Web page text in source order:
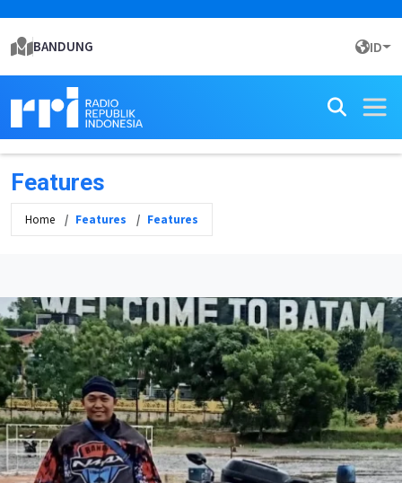
BANDUNG ID
Features
Home Features Features